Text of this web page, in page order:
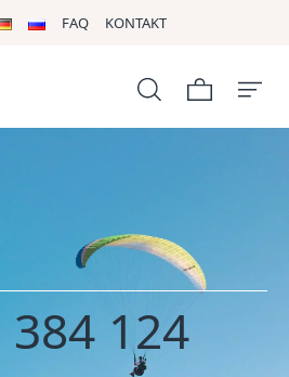
FAQ KONTAKT
124